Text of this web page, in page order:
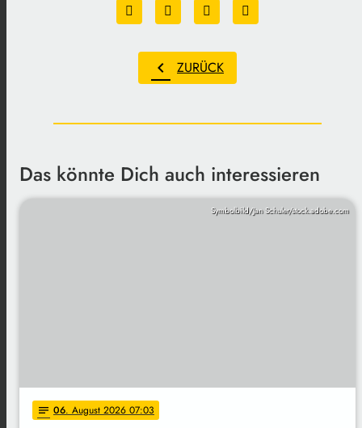
chevron_left ZURÜCK
Das könnte Dich auch interessieren
Symbolbild/Jan Schuler/stock.adobe.com
notes 06. August 2026 07:03